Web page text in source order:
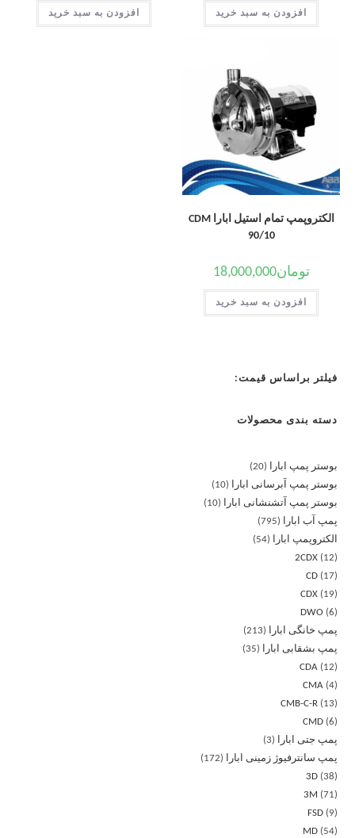
افزودن به سبد خرید افزودن به سبد خرید
الکتروپمپ تمام استیل ابارا CDM
90/10
تومان18,000,000
افزودن به سبد خرید
فیلتر براساس قیمت:
دسته بندی محصولات
بوستر پمپ ابارا
20
بوستر پمپ آبرسانی ابارا
10
بوستر پمپ آتشنشانی ابارا
10
پمپ آب ابارا
795
الکتروپمپ ابارا
54
2CDX
12
CD
17
CDX
19
DWO
6
پمپ خانگی ابارا
213
پمپ بشقابی ابارا
35
CDA
12
CMA 4
CMB-C-R
13
CMD 6
پمپ جتی ابارا
3
پمپ سانترفیوژ زمینی ابارا
172
3D 38
3M
71
FSD
9
MD
54